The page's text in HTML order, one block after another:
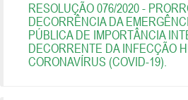
RESOLUÇÃO 076/2020 -
DECORRÊNCIA DA
PÚBLICA DE IMPORTÂNCIA
DECORRENTE DA INFECÇÃO
CORONAVÍRUS (COVID-19).